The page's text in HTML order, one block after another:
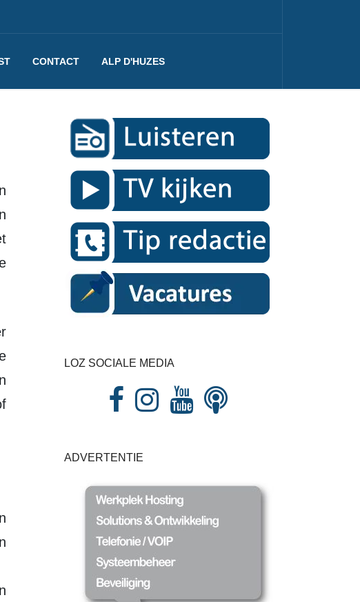
CONTACT ALP D'HUZES
LOZ SOCIALE MEDIA
ADVERTENTIE